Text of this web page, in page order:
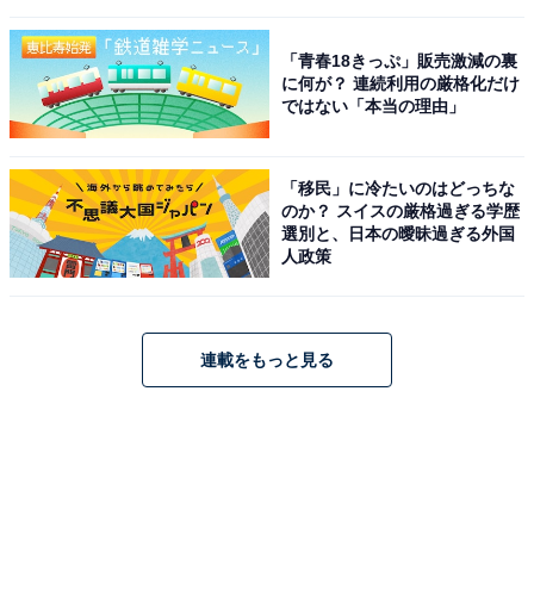
「青春18きっぷ」販売激減の裏
に何が？ 連続利用の厳格化だけ
ではない「本当の理由」
「移民」に冷たいのはどっちな
のか？ スイスの厳格過ぎる学歴
選別と、日本の曖昧過ぎる外国
人政策
連載をもっと見る